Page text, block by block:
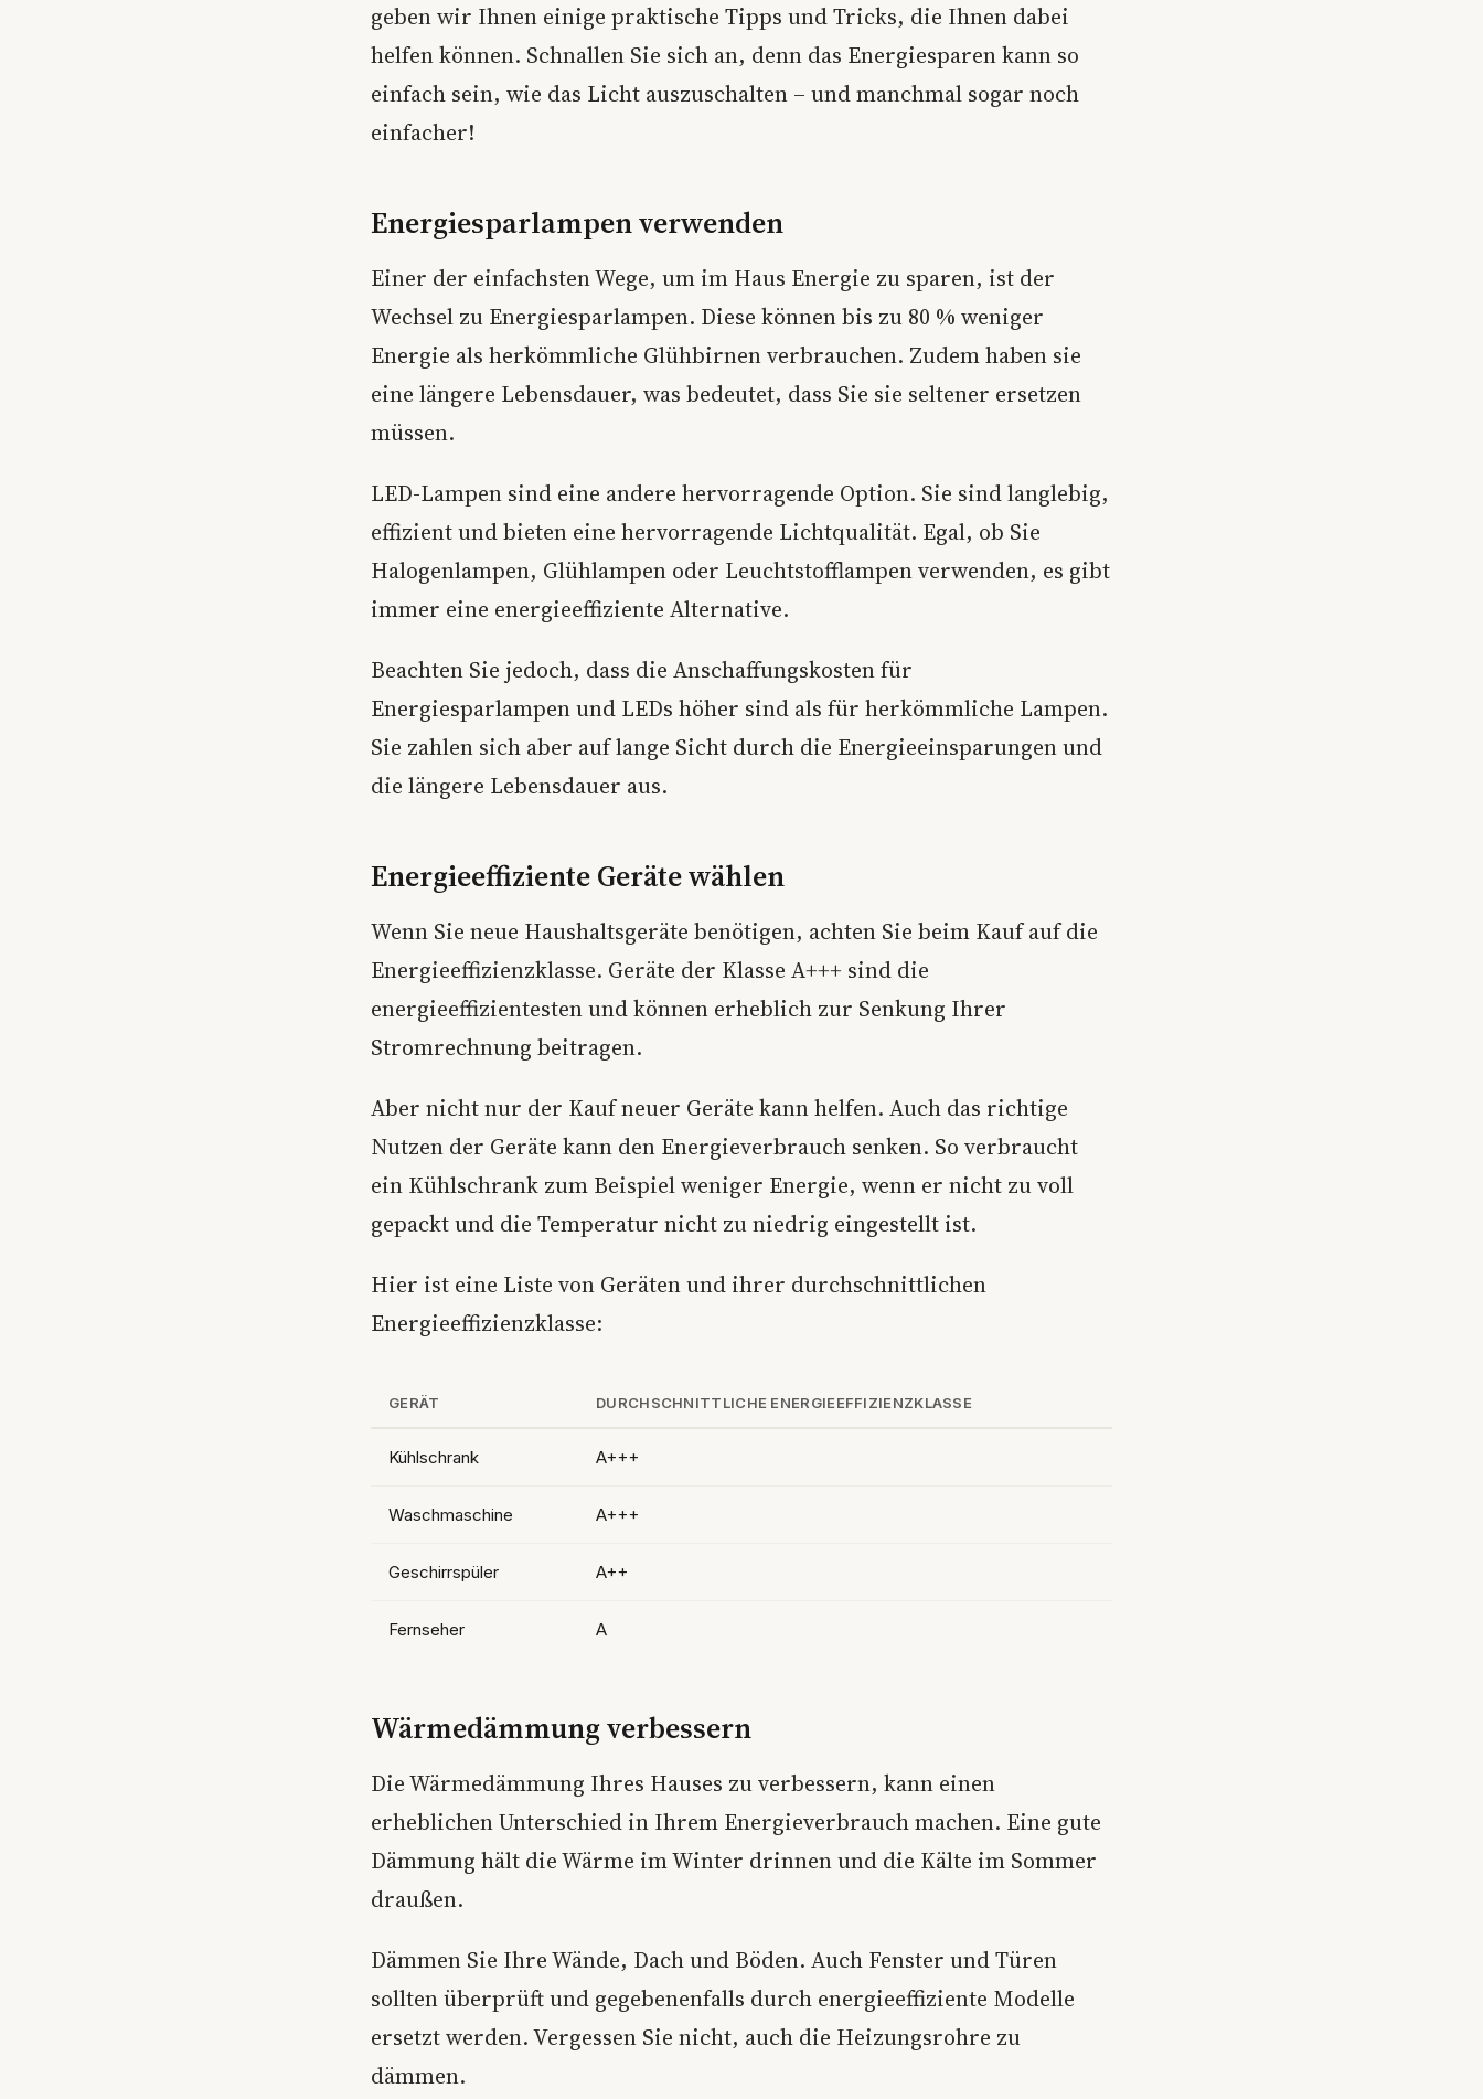
geben wir Ihnen einige praktische Tipps und Tricks, die Ihnen dabei
helfen können. Schnallen Sie sich an, denn das Energiesparen kann so
einfach sein, wie das Licht auszuschalten – und manchmal sogar noch
einfacher!
Energiesparlampen verwenden
Einer der einfachsten Wege, um im Haus Energie zu sparen, ist der
Wechsel zu Energiesparlampen. Diese können bis zu 80 % weniger
Energie als herkömmliche Glühbirnen verbrauchen. Zudem haben sie
eine längere Lebensdauer, was bedeutet, dass Sie sie seltener ersetzen
müssen.
LED-Lampen sind eine andere hervorragende Option. Sie sind langlebig,
effizient und bieten eine hervorragende Lichtqualität. Egal, ob Sie
Halogenlampen, Glühlampen oder Leuchtstofflampen verwenden, es gibt
immer eine energieeffiziente Alternative.
Beachten Sie jedoch, dass die Anschaffungskosten für
Energiesparlampen und LEDs höher sind als für herkömmliche Lampen.
Sie zahlen sich aber auf lange Sicht durch die Energieeinsparungen und
die längere Lebensdauer aus.
Energieeffiziente Geräte wählen
Wenn Sie neue Haushaltsgeräte benötigen, achten Sie beim Kauf auf die
Energieeffizienzklasse. Geräte der Klasse A+++ sind die
energieeffizientesten und können erheblich zur Senkung Ihrer
Stromrechnung beitragen.
Aber nicht nur der Kauf neuer Geräte kann helfen. Auch das richtige
Nutzen der Geräte kann den Energieverbrauch senken. So verbraucht
ein Kühlschrank zum Beispiel weniger Energie, wenn er nicht zu voll
gepackt und die Temperatur nicht zu niedrig eingestellt ist.
Hier ist eine Liste von Geräten und ihrer durchschnittlichen
Energieeffizienzklasse:
GERÄT DURCHSCHNITTLICHE ENERGIEEFFIZIENZKLASSE
Kühlschrank A+++
Waschmaschine A+++
Geschirrspüler A++
Fernseher A
Wärmedämmung verbessern
Die Wärmedämmung Ihres Hauses zu verbessern, kann einen
erheblichen Unterschied in Ihrem Energieverbrauch machen. Eine gute
Dämmung hält die Wärme im Winter drinnen und die Kälte im Sommer
draußen.
Dämmen Sie Ihre Wände, Dach und Böden. Auch Fenster und Türen
sollten überprüft und gegebenenfalls durch energieeffiziente Modelle
ersetzt werden. Vergessen Sie nicht, auch die Heizungsrohre zu
dämmen.